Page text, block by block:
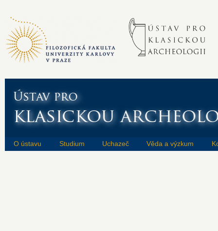
O ústavu Studium Uchazeč Věda a výzkum